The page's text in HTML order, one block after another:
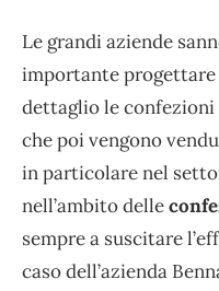
Le grandi aziende
importante progettare
dettaglio le
che poi vengono
in particolare nel
nell’ambito delle
sempre a suscitare
caso dell’azienda